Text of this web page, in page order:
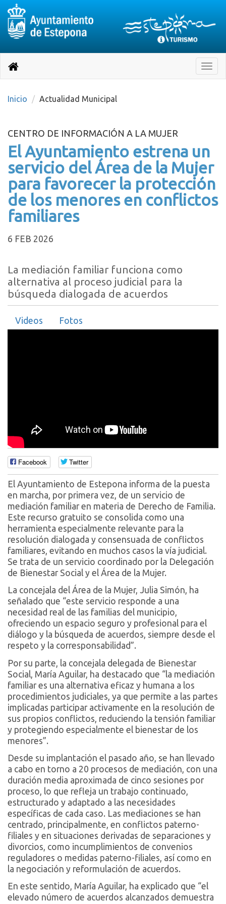
página
Toggle
Destino:
Volver
inicio
Inicio Actualidad Municipal
CENTRO DE INFORMACIÓN A LA MUJER
El Ayuntamiento estrena un
servicio del Área de la Mujer
para favorecer la protección
de los menores en conflictos
familiares
6 FEB 2026
La mediación familiar funciona como
alternativa al proceso judicial para la
búsqueda dialogada de acuerdos
Videos Fotos
Facebook Twitter
El Ayuntamiento de Estepona informa de la puesta
en marcha, por primera vez, de un servicio de
mediación familiar en materia de Derecho de Familia.
Este recurso gratuito se consolida como una
herramienta especialmente relevante para la
resolución dialogada y consensuada de conflictos
familiares, evitando en muchos casos la vía judicial.
Se trata de un servicio coordinado por la Delegación
de Bienestar Social y el Área de la Mujer.
La concejala del Área de la Mujer, Julia Simón, ha
señalado que “este servicio responde a una
necesidad real de las familias del municipio,
ofreciendo un espacio seguro y profesional para el
diálogo y la búsqueda de acuerdos, siempre desde el
respeto y la corresponsabilidad”.
Por su parte, la concejala delegada de Bienestar
Social, María Aguilar, ha destacado que “la mediación
familiar es una alternativa eficaz y humana a los
procedimientos judiciales, ya que permite a las partes
implicadas participar activamente en la resolución de
sus propios conflictos, reduciendo la tensión familiar
y protegiendo especialmente el bienestar de los
menores”.
Desde su implantación el pasado año, se han llevado
a cabo en torno a 20 procesos de mediación, con una
duración media aproximada de cinco sesiones por
proceso, lo que refleja un trabajo continuado,
estructurado y adaptado a las necesidades
específicas de cada caso. Las mediaciones se han
centrado, principalmente, en conflictos paterno-
filiales y en situaciones derivadas de separaciones y
divorcios, como incumplimientos de convenios
reguladores o medidas paterno-filiales, así como en
la negociación y reformulación de acuerdos.
En este sentido, María Aguilar, ha explicado que “el
elevado número de acuerdos alcanzados demuestra